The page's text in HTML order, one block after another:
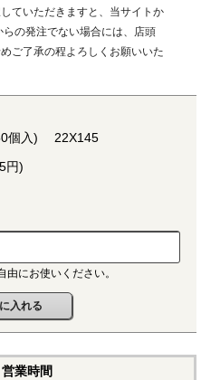
ウェハキャリア、LCD製造
PEEKはVictrex plcの日本に
）〇燃焼性UL94 V-2
クです。比重が0.9と汎用
、耐薬品性、耐加水分解
囲の広いプラスチックとし
。
チックです。バランスの
れた耐疲労性で、耐クリー
備えていることから、金属
ていただきますと、当サイトか
の発注でない場合には、店頭
ご了承の程よろしくお願いいた
個入) 22X145
円)
にお使いください。
営業時間